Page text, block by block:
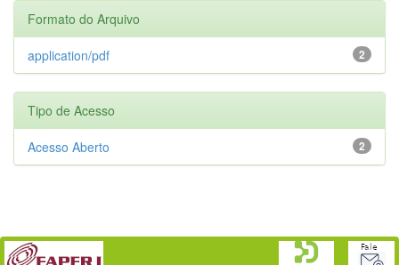
Formato do Arquivo
2
application/pdf
Tipo de Acesso
2
Acesso Aberto